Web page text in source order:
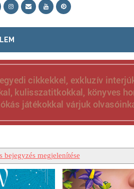
bejegyzés megjelenítése